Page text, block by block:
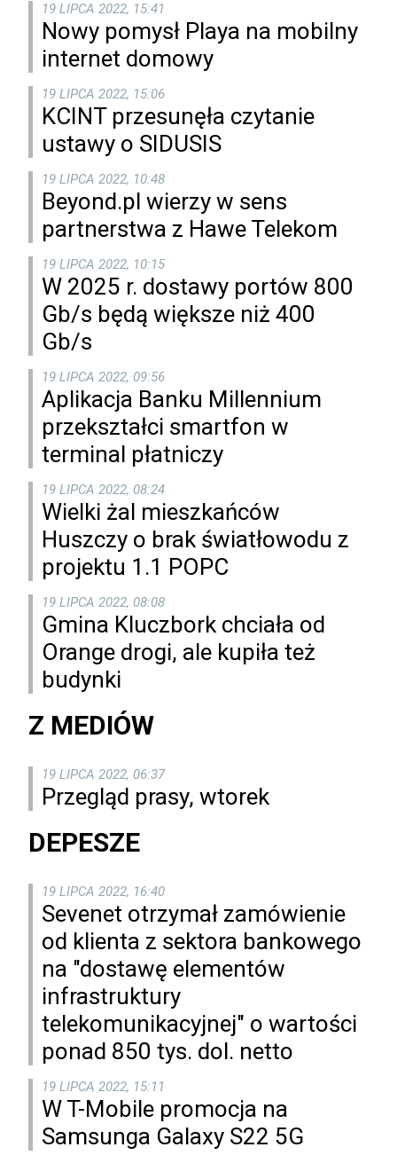
19 LIPCA 2022, 15:41
Nowy pomysł Playa na mobilny
internet domowy
19 LIPCA 2022, 15:06
KCINT przesunęła czytanie
ustawy o SIDUSIS
19 LIPCA 2022, 10:48
Beyond.pl wierzy w sens
partnerstwa z Hawe Telekom
19 LIPCA 2022, 10:15
W 2025 r. dostawy portów 800
Gb/s będą większe niż 400
Gb/s
19 LIPCA 2022, 09:56
Aplikacja Banku Millennium
przekształci smartfon w
terminal płatniczy
19 LIPCA 2022, 08:24
Wielki żal mieszkańców
Huszczy o brak światłowodu z
projektu 1.1 POPC
19 LIPCA 2022, 08:08
Gmina Kluczbork chciała od
Orange drogi, ale kupiła też
budynki
Z MEDIÓW
19 LIPCA 2022, 06:37
Przegląd prasy, wtorek
DEPESZE
19 LIPCA 2022, 16:40
Sevenet otrzymał zamówienie
od klienta z sektora bankowego
na "dostawę elementów
infrastruktury
telekomunikacyjnej" o wartości
ponad 850 tys. dol. netto
19 LIPCA 2022, 15:11
W T-Mobile promocja na
Samsunga Galaxy S22 5G